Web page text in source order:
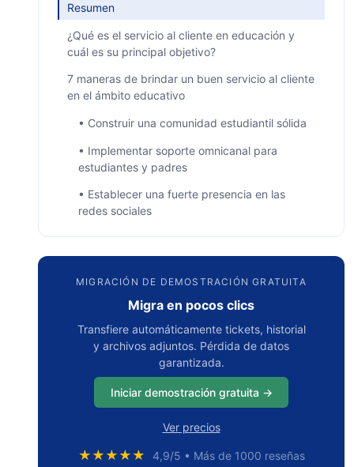
Resumen
¿Qué es el servicio al cliente en educación y
cuál es su principal objetivo?
7 maneras de brindar un buen servicio al cliente
en el ámbito educativo
• Construir una comunidad estudiantil sólida
• Implementar soporte omnicanal para
estudiantes y padres
• Establecer una fuerte presencia en las
redes sociales
• Aprovechar la tecnología para un mejor
soporte
• Inculque una mentalidad de servicio al
cliente entre su personal
• Recopilar comentarios de estudiantes y
padres
• Dar prioridad a los estudiantes
Usuarios clave del servicio de atención al cliente
servicio de asistencia?
MIGRACIÓN DE DEMOSTRACIÓN GRATUITA
Migra en pocos clics
Transfiere automáticamente tickets, historial
y archivos adjuntos. Pérdida de datos
garantizada.
Iniciar demostración gratuita →
Ver precios
★★★★★ 4,9/5 • Más de 1000 reseñas